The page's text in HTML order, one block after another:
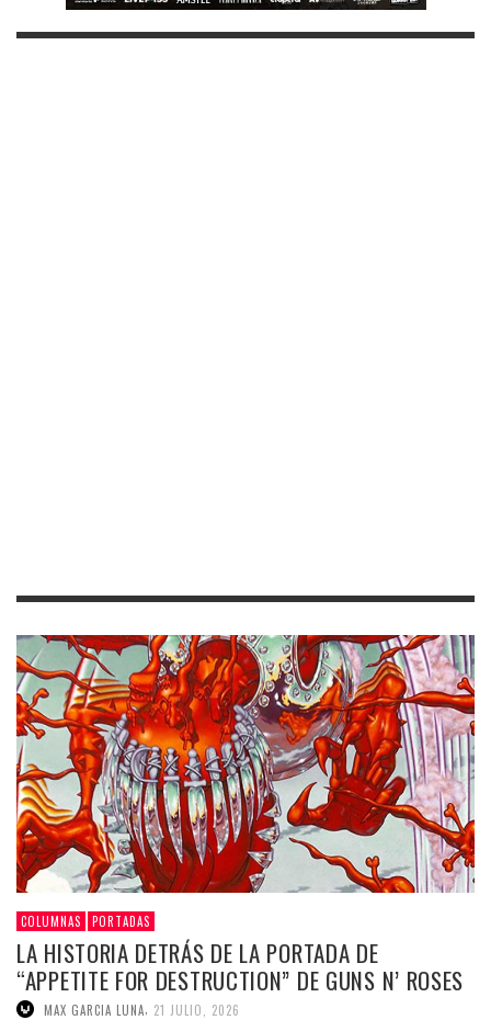
COLUMNAS PORTADAS
LA HISTORIA DETRÁS DE LA PORTADA DE
“APPETITE FOR DESTRUCTION” DE GUNS N’ ROSES
MAX GARCIA LUNA 21 JULIO, 2026